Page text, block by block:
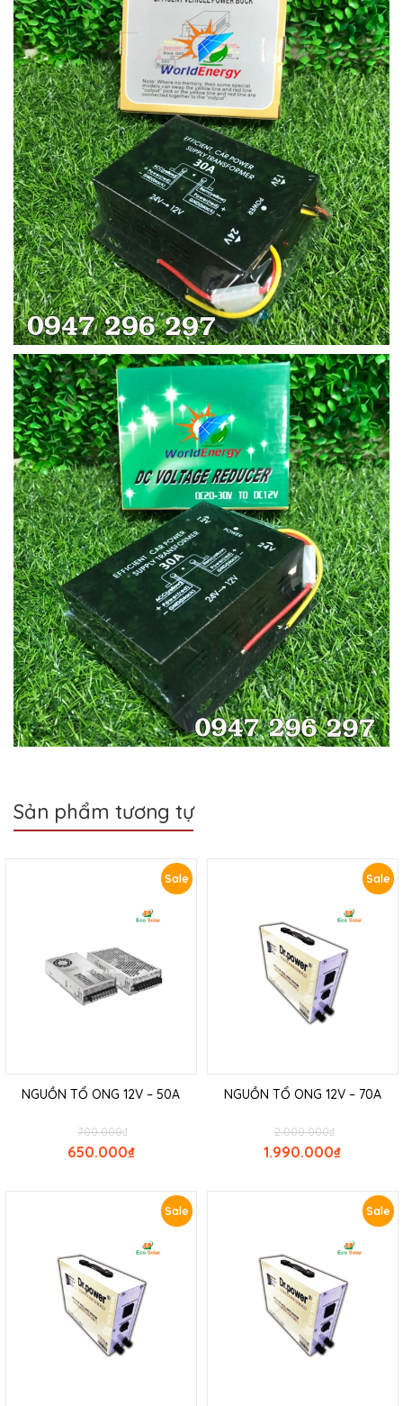
Sản phẩm tương tự
Sale
NGUỒN TỔ ONG 12V – 50A
₫
700.000
₫
650.000
Sale
NGUỒN TỔ ONG 12V – 70A
₫
2.000.000
₫
1.990.000
Sale Sale